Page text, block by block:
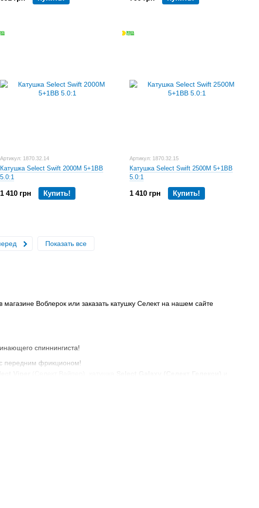
в магазине Воблерок или заказать катушку Селект на нашем сайте
спиннингиста!
передним фрикционом!
Артикул: 1870.32.14
Катушка Select Swift 2000M 5+1BB
5.0:1
1 410 грн Купить!
Артикул: 1870.32.15
Катушка Select Swift 2500M 5+1BB
5.0:1
1 410 грн Купить!
Показать все